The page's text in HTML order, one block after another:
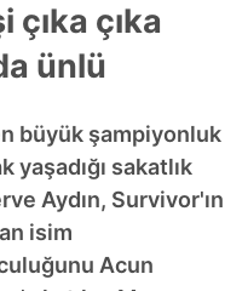
çıka çıka
ünlü
büyük şampiyonluk
yaşadığı sakatlık
Aydın, Survivor'ın
isim
Acun